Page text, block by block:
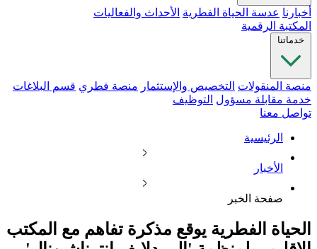
أخبارنا عدسة الحياة الفطرية الأحداث والفعاليات
المكتبة الرقمية
خدماتنا
منصة المنقولات التخصيص والإستثمار منصة فطري قسم البلاغات
خدمة مقابلة مسؤول التوظيف
تواصل معنا
الرئيسية
الأخبار
صفحة الخبر
الحياة الفطرية يوقع مذكرة تفاهم مع المكتب